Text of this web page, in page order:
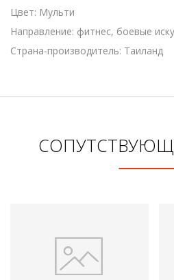
Цвет: Мульти
Направление: фитнес, боевые
Страна-производитель: Таиланд